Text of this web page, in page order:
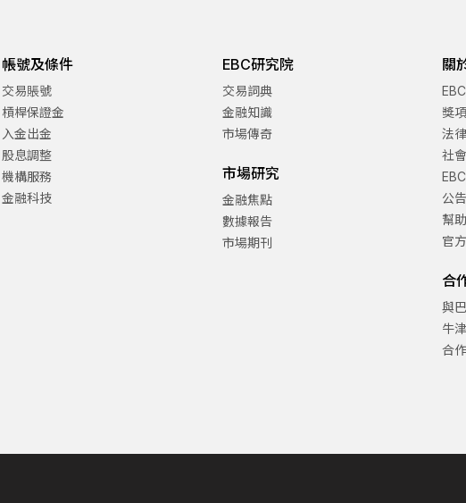
帳號及條件
交易賬號
槓桿保證金
入金出金
股息調整
機構服務
金融科技
EBC研究院
交易詞典
金融知識
市場傳奇
市場研究
金融焦點
數據報告
市場期刊
關
獎
法
社
公
幫
官
合
與
牛
合